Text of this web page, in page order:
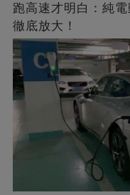
跑高速才明白：純
徹底放大！